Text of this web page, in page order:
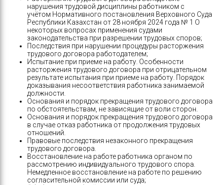
нарушения трудовой дисциплины работником с
учётом Нормативного постановления Верховного Суда
Республики Казахстан от 28 ноября 2024 года № 1 О
некоторых вопросах применения судами
законодательства при разрешении трудовых споров;
Последствия при нарушении процедуры расторжения
трудового договора работодателем;
Испытание при приеме на работу. Особенности
расторжения трудового договора при отрицательном
результате испытания при приеме на работу. Порядок
доказывания несоответствия работника занимаемой
должности.
Основания и порядок прекращения трудового договора
по обстоятельствам, не зависящие от воли сторон.
Основания и порядок прекращения трудового договора
в случае отказ работника от продолжения трудовых
отношений.
Правовые последствия незаконного прекращения
трудового договора.
Восстановление на работе работника органом по
рассмотрению индивидуального трудового спора.
Немедленное восстановление на работе по решению
согласительной комиссии или суда;